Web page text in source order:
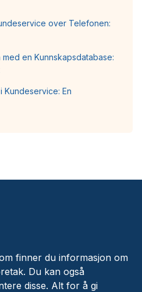
over Telefonen:
en Kunnskapsdatabase:
Kundeservice: En
finner du informasjon om
Du kan også
disse. Alt for å gi